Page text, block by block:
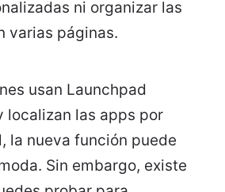
ni organizar las
varias páginas.
usan Launchpad
localizan las apps por
la nueva función puede
Sin embargo, existe